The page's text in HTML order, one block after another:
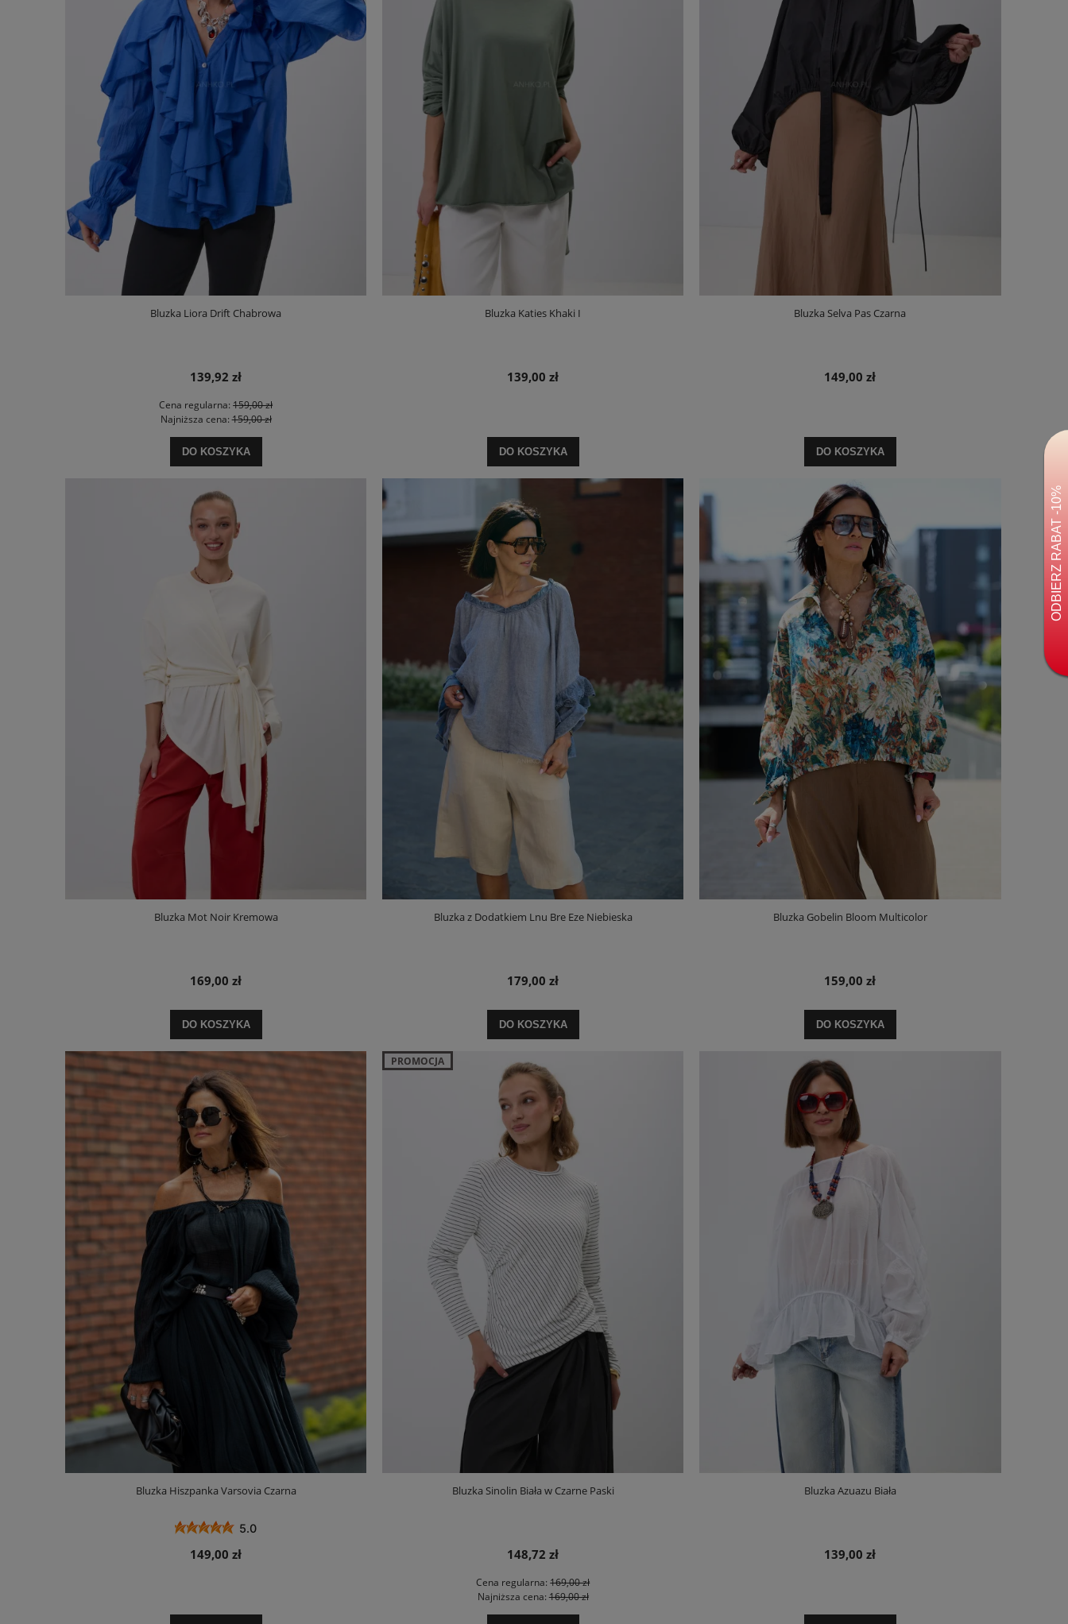
Bluzka Liora Drift Chabrowa
139,92 zł
Cena regularna:159,00 zł
Najniższa cena:159,00 zł
DO KOSZYKA
Bluzka Katies Khaki I
139,00 zł
DO KOSZYKA
Bluzka Selva Pas Czarna
149,00 zł
DO KOSZYKA
Bluzka Mot Noir Kremowa
169,00 zł
DO KOSZYKA
Bluzka z Dodatkiem Lnu Bre Eze Niebieska
179,00 zł
DO KOSZYKA
Bluzka Gobelin Bloom Multicolor
159,00 zł
DO KOSZYKA
Bluzka Hiszpanka Varsovia Czarna
5.0
149,00 zł
Bluzka Sinolin Biała w Czarne Paski
148,72 zł
Cena regularna:169,00 zł
Najniższa cena:169,00 zł
PROMOCJA
Bluzka Azuazu Biała
139,00 zł